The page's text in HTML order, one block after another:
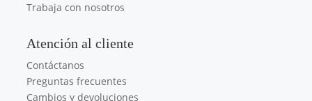
Trabaja con nosotros
Atención al cliente
Contáctanos
Preguntas frecuentes
Cambios y devoluciones